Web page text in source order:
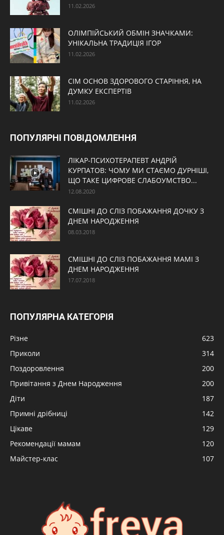
11.02.2026
ОЛІМПІЙСЬКИЙ ОБМІН ЗНАЧКАМИ:
УНІКАЛЬНА ТРАДИЦІЯ ІГОР
11.02.2026
СІМ ОСНОВ ЗДОРОВОГО СТАРІННЯ, НА
ДУМКУ ЕКСПЕРТІВ
11.02.2026
ПОПУЛЯРНІ ПОВІДОМЛЕННЯ
ЛІКАР-ПСИХОТЕРАПЕВТ АНДРІЙ
КУРПАТОВ: ЧОМУ МИ СТАЄМО ДУРНІШІ,
ЩО ТАКЕ ЦИФРОВЕ СЛАБОУМСТВО...
12.08.2020
СМІШНІ ДО СЛІЗ ПОБАЖАННЯ ДОЧКУ З
ДНЕМ НАРОДЖЕННЯ
08.03.2018
СМІШНІ ДО СЛІЗ ПОБАЖАННЯ МАМІ З
ДНЕМ НАРОДЖЕННЯ
17.07.2018
ПОПУЛЯРНА КАТЕГОРІЯ
Різне
623
Приколи
314
Поздоровлення
200
Привітання з Днем Народження
200
Діти
187
Примні дрібниці
142
Цікаве
129
Рекомендації мамам
120
Майстер-клас
107